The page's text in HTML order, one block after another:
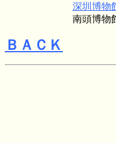
深圳博物
南頭博物
ＢＡＣＫ